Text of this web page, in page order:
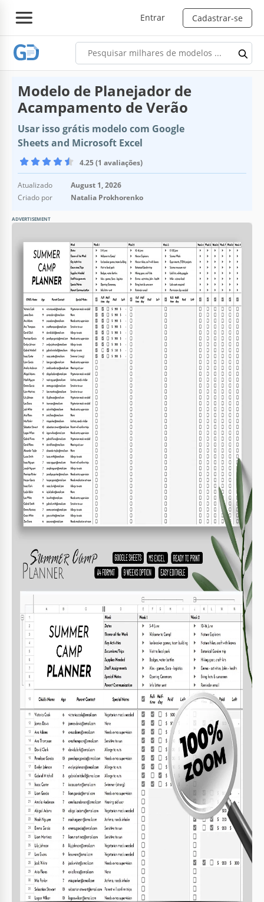
Entrar Cadastrar-se
Modelo de Planejador de
Acampamento de Verão
Usar isso grátis modelo com Google
Sheets and Microsoft Excel
4.25 (1 avaliações)
Atualizado
August 1, 2026
Criado por
Natalia Prokhorenko
ADVERTISEMENT